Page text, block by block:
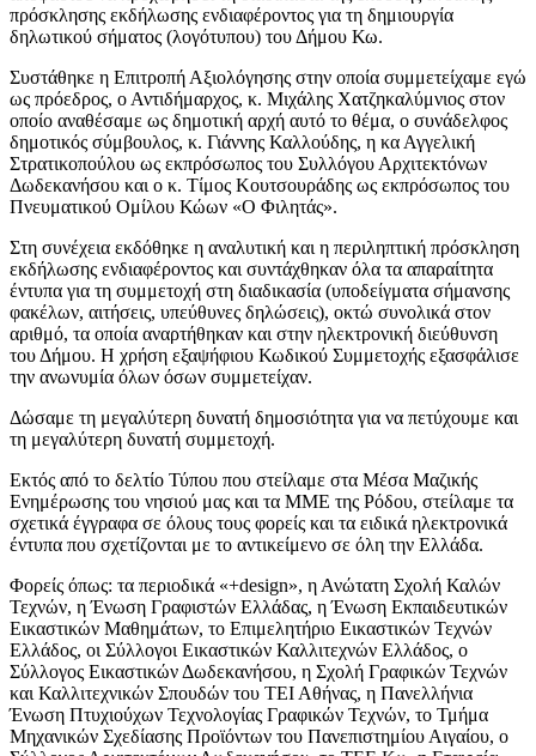
πρόσκλησης εκδήλωσης ενδιαφέροντος για τη δημιουργία
δηλωτικού σήματος (λογότυπου) του Δήμου Κω.
Συστάθηκε η Επιτροπή Αξιολόγησης στην οποία συμμετείχαμε εγώ
ως πρόεδρος, ο Αντιδήμαρχος, κ. Μιχάλης Χατζηκαλύμνιος στον
οποίο αναθέσαμε ως δημοτική αρχή αυτό το θέμα, ο συνάδελφος
δημοτικός σύμβουλος, κ. Γιάννης Καλλούδης, η κα Αγγελική
Στρατικοπούλου ως εκπρόσωπος του Συλλόγου Αρχιτεκτόνων
Δωδεκανήσου και ο κ. Τίμος Κουτσουράδης ως εκπρόσωπος του
Πνευματικού Ομίλου Κώων «Ο Φιλητάς».
Στη συνέχεια εκδόθηκε η αναλυτική και η περιληπτική πρόσκληση
εκδήλωσης ενδιαφέροντος και συντάχθηκαν όλα τα απαραίτητα
έντυπα για τη συμμετοχή στη διαδικασία (υποδείγματα σήμανσης
φακέλων, αιτήσεις, υπεύθυνες δηλώσεις), οκτώ συνολικά στον
αριθμό, τα οποία αναρτήθηκαν και στην ηλεκτρονική διεύθυνση
του Δήμου. Η χρήση εξαψήφιου Κωδικού Συμμετοχής εξασφάλισε
την ανωνυμία όλων όσων συμμετείχαν.
Δώσαμε τη μεγαλύτερη δυνατή δημοσιότητα για να πετύχουμε και
τη μεγαλύτερη δυνατή συμμετοχή.
Εκτός από το δελτίο Τύπου που στείλαμε στα Μέσα Μαζικής
Ενημέρωσης του νησιού μας και τα ΜΜΕ της Ρόδου, στείλαμε τα
σχετικά έγγραφα σε όλους τους φορείς και τα ειδικά ηλεκτρονικά
έντυπα που σχετίζονται με το αντικείμενο σε όλη την Ελλάδα.
Φορείς όπως: τα περιοδικά «+design», η Ανώτατη Σχολή Καλών
Τεχνών, η Ένωση Γραφιστών Ελλάδας, η Ένωση Εκπαιδευτικών
Εικαστικών Μαθημάτων, το Επιμελητήριο Εικαστικών Τεχνών
Ελλάδος, οι Σύλλογοι Εικαστικών Καλλιτεχνών Ελλάδος, ο
Σύλλογος Εικαστικών Δωδεκανήσου, η Σχολή Γραφικών Τεχνών
και Καλλιτεχνικών Σπουδών του ΤΕΙ Αθήνας, η Πανελλήνια
Ένωση Πτυχιούχων Τεχνολογίας Γραφικών Τεχνών, το Τμήμα
Μηχανικών Σχεδίασης Προϊόντων του Πανεπιστημίου Αιγαίου, ο